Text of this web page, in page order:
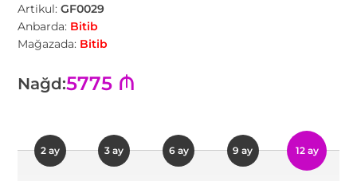
Artikul:GF0029
Anbarda: Bitib
Mağazada: Bitib
Nağd:5775 ₼
2 ay 3 ay 6 ay 9 ay 12 ay